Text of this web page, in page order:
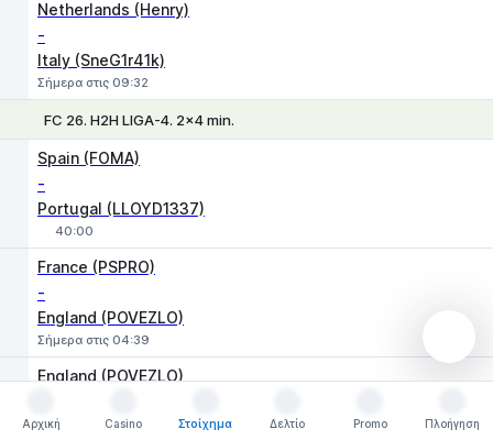
Netherlands (Henry)
-
Italy (SneG1r41k)
Σήμερα στις 09:32
FC 26. H2H LIGA-4. 2x4 min.
Spain (FOMA)
-
Portugal (LLOYD1337)
40:00
France (PSPRO)
-
England (POVEZLO)
Σήμερα στις 04:39
England (POVEZLO)
Spain (FOMA)
Αρχική
Casino
Στοίχημα
Δελτίο
Promo
Πλοήγηση